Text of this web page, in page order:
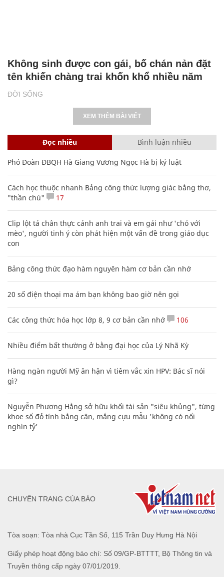
ĐỜI SỐNG
Không sinh được con gái, bố chán nản đặt
tên khiến chàng trai khốn khổ nhiều năm
XEM THÊM BÀI VIẾT
Đọc nhiều Bình luận nhiều
Phó Đoàn ĐBQH Hà Giang Vương Ngọc Hà bị kỷ luật
Cách học thuộc nhanh Bảng công thức lượng giác bằng thơ,
"thần chú"
17
Clip lột tả chân thực cảnh anh trai và em gái như 'chó với
mèo', người tinh ý còn phát hiện một vấn đề trong giáo dục
con
Bảng công thức đạo hàm nguyên hàm cơ bản cần nhớ
20 số điện thoại ma ám bạn không bao giờ nên gọi
Các công thức hóa học lớp 8, 9 cơ bản cần nhớ 106
Nhiều điểm bất thường ở bằng đại học của Lý Nhã Kỳ
Hàng ngàn người Mỹ ân hận vì tiêm vắc xin HPV: Bác sĩ nói
gì?
Nguyễn Phương Hằng sở hữu khối tài sản "siêu khủng", từng
khoe sổ đỏ tính bằng cân, mắng cựu mẫu 'không có nổi
nghìn tỷ'
Tòa soạn: Tòa nhà Cục Tần Số, 115 Trần Duy Hưng Hà Nội
Giấy phép hoạt động báo chí: Số 09/GP-BTTTT, Bộ Thông tin và
Truyền thông cấp ngày 07/01/2019.
CHUYÊN TRANG CỦA BÁO